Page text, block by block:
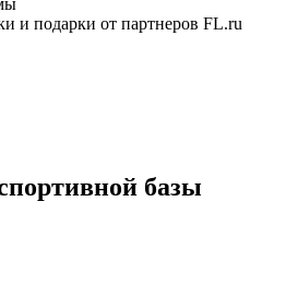
и подарки от партнеров FL.ru
базы